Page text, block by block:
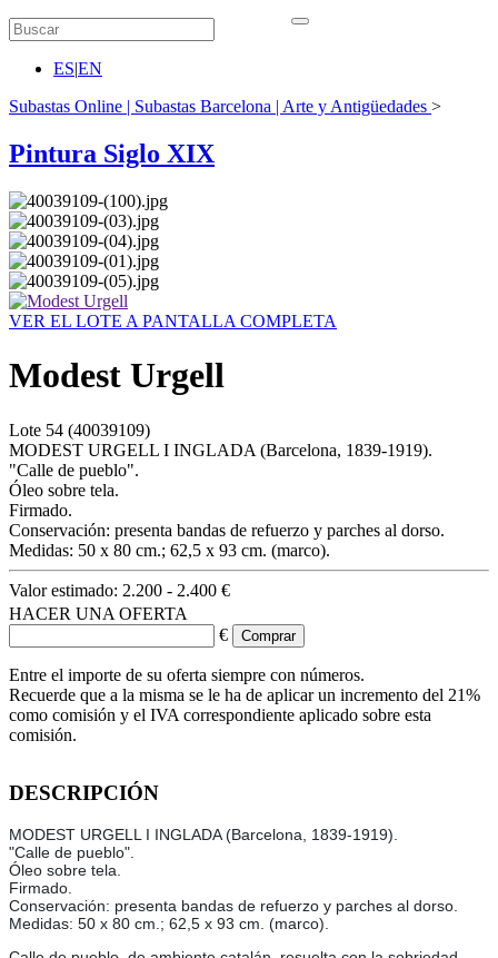
ES|EN
Subastas Online | Subastas Barcelona | Arte y Antigüedades >
Pintura Siglo XIX
VER EL LOTE A PANTALLA COMPLETA
Modest Urgell
Lote 54 (40039109)
MODEST URGELL I INGLADA (Barcelona, 1839-1919).
"Calle de pueblo".
Óleo sobre tela.
Firmado.
Conservación: presenta bandas de refuerzo y parches al dorso.
Medidas: 50 x 80 cm.; 62,5 x 93 cm. (marco).
Valor estimado: 2.200 - 2.400 €
HACER UNA OFERTA
€
Entre el importe de su oferta siempre con números.
Recuerde que a la misma se le ha de aplicar un incremento del 21%
como comisión y el IVA correspondiente aplicado sobre esta
comisión.
DESCRIPCIÓN
MODEST URGELL I INGLADA (Barcelona, 1839-1919).
"Calle de pueblo".
Óleo sobre tela.
Firmado.
Conservación: presenta bandas de refuerzo y parches al dorso.
Medidas: 50 x 80 cm.; 62,5 x 93 cm. (marco).